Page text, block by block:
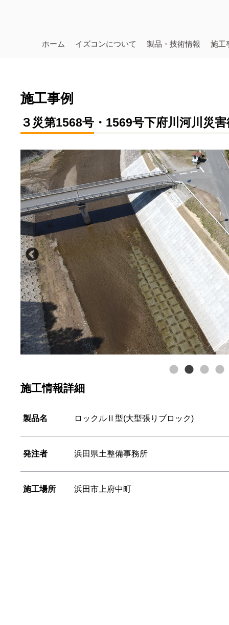
ホーム イズコンについて 製品・技術情報 施工
施工事例
３災第1568号・1569号下府川河川災
施工情報詳細
製品名 ロックルⅡ型(大型張りブロック)
発注者 浜田県土整備事務所
施工場所 浜田市上府中町